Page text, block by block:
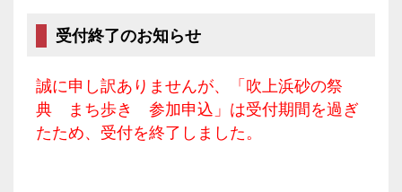
受付終了のお知らせ
誠に申し訳ありませんが、「吹上浜砂の祭
典 まち歩き 参加申込」は受付期間を過ぎ
たため、受付を終了しました。